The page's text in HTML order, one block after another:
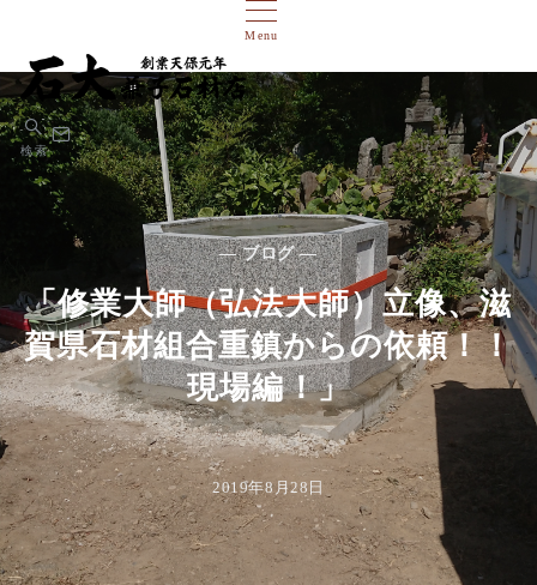
Menu
検索
— ブログ —
「修業大師（弘法大師）立像、滋
賀県石材組合重鎮からの依頼！！
現場編！」
2019年8月28日